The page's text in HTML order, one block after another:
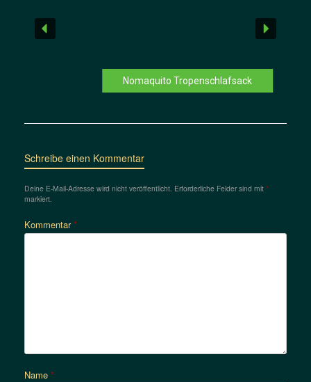
Nomaquito Tropenschlafsack
Schreibe einen Kommentar
Deine E-Mail-Adresse wird nicht veröffentlicht. Erforderliche Felder sind mit *
markiert.
Kommentar*
Name *